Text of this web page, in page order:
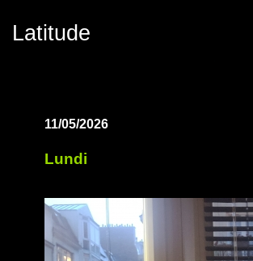
Latitude
11/05/2026
Lundi